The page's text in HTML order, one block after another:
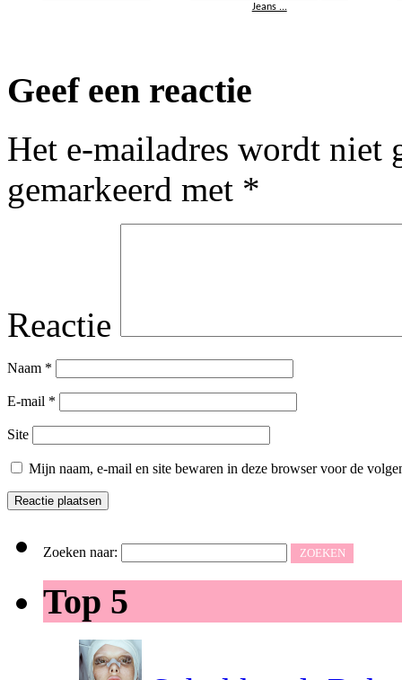
Jeans ...
Geef een reactie
Het e-mailadres wordt niet
gemarkeerd met *
Reactie
Naam *
E-mail *
Site
Mijn naam, e-mail en site bewaren in deze browser voor de
Zoeken naar:
Top 5